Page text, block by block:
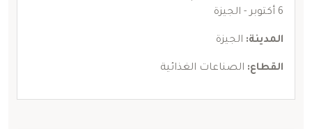
6 أكتوبر - الجيزة
المدينة: الجيزة
القطاع: الصناعات الغذائية